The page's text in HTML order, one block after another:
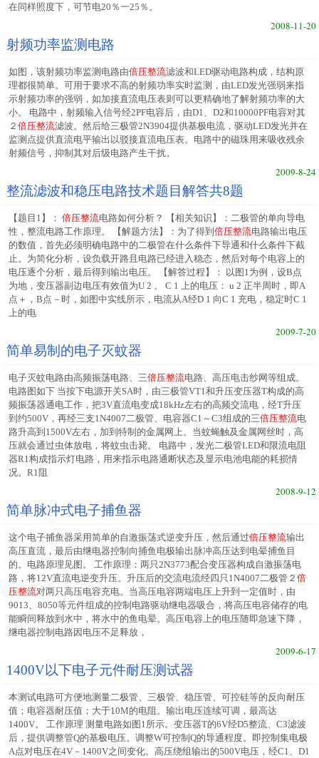
在同样照度下，可节电20％一25％。
2008-11-20
射频功率监测电路
如图，该射频功率监测电路由倍压整流滤波和LED驱动电路构成，结构原
理都很简单。可用于要求不高的射频功率实时监测，由LED发光强弱来指
示射频功率的强弱，如加接直流电压表则可以更精确地了解射频功率的大
小。 电路中，射频输入信号经2PF电容后，由D1、D2和10000PF电容对其
２倍压整流滤波。然后给三极管2N3904提供基极电流，驱动LED发光并在
监测点提供直流电平输出以驳接直流电压表。电路中的磁珠用来吸收残余
射频信号，抑制其对后级电路产生干扰。
2009-8-24
整流滤波和稳压电路技术题目解答共8题
【题目1】：倍压整流电路如何分析？ 【相关知识】：二极管的单向导电
性，整流电路工作原理。 【解题方法】：为了得到倍压整流电路输出电压
的数值，首先必须明确电路中的二极管在什么条件下导通和什么条件下截
止。为简化分析，设负载开路且电路已经进入稳态，然后对每个电容上的
电压逐个分析，最后得到输出电压。 【解答过程】： 以图1为例，设B点
为地，变压器副边电压有效值为U 2 。 C 1 上的电压： u 2 正半周时，即A
点＋，B点－时，如图中实线所示，电流从A经D 1 向C 1 充电，稳定时C 1
上的电
2009-7-20
简单易制的电子灭蚊器
电子灭蚊电路由高频振荡电路、三倍压整流电路、高压电击纱网等组成。
电路图如下 当按下电源开关SA时，由三极管VT1和升压变压器T构成的高
频振荡器通电工作，把3V直流电变成18kHz左右的高频交流电，经T升压
到约500V，再经三支1N4007二极管、电容器C1～C3组成的三倍压整流电
路升高到1500V左右，加到特制的金属网上。当蚊蝇触及金属网丝时，高
压就会通过虫体放电，将蚊虫击毙。 电路中，发光二极管LED和限流电阻
器R1构成指示灯电路，用来指示电路通断状态及显示电池电能的耗损情
况。R1阻
2008-9-12
简单脉冲式电子捕鱼器
这个电子捕鱼器采用简单的自激振荡式逆变升压，然后通过倍压整流输出
高压直流，最后由继电器控制向捕鱼电极输出脉冲高压达到电晕捕鱼目
的。电路原理见图。 工作原理：两只2N3773配合变压器构成自激振荡电
路，将12V直流电逆变升压。升压后的交流电流经四只1N4007二极管２倍
压整流对两只高压电容充电。当高压电容两端电压上升到一定值时，由
9013、8050等元件组成的控制电路驱动继电器吸合，将高压电容储存的电
能瞬间释放到水中，将水中的鱼电晕。高压电容上的电压随即急速下降，
继电器控制电路因电压不足释放，
2009-6-17
1400V以下电子元件耐压测试器
本测试电路可方便地测量二极管、三极管、稳压管、可控硅等的反向耐压
值；电容器耐压值；大于10M的电阻。输出电压连续可调，最高达
1400V。 工作原理 测量电路如图1所示。变压器T的6V经D5整流、C3滤波
后，提供调整管Q的基极电压。调整W可控制Q的导通程度。即控制集电极
A点对电压在4V－1400V之间变化。高压绕组输出的500V电压，经C1、D1